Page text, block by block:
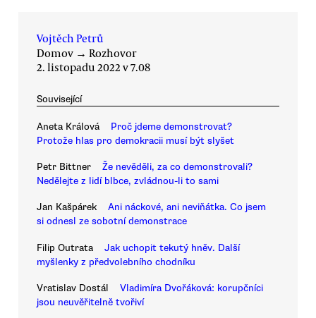
Vojtěch Petrů
Domov → Rozhovor
2. listopadu 2022 v 7.08
Související
Aneta Králová
Proč jdeme demonstrovat?
Protože hlas pro demokracii musí být slyšet
Petr Bittner
Že nevěděli, za co demonstrovali?
Nedělejte z lidí blbce, zvládnou-li to sami
Jan Kašpárek
Ani náckové, ani neviňátka. Co jsem
si odnesl ze sobotní demonstrace
Filip Outrata
Jak uchopit tekutý hněv. Další
myšlenky z předvolebního chodníku
Vratislav Dostál
Vladimíra Dvořáková: korupčníci
jsou neuvěřitelně tvořiví